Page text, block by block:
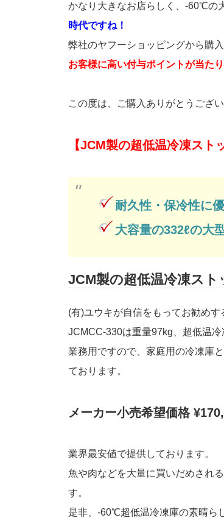
かなり大きなお店らしく、-60℃の
時代ですね！
弊社のヤフーショッピングから購
お客様に高い付与ポイントが当た
この度は、ご購入ありがとうござい
【JCM製の超低温冷凍スト
耐久性・保冷性に
大容量の332ℓの大
JCM製の超低温冷凍スト
(有)ユウキが自信をもってお勧め
JCMCC-330は重量97kg、超低温
業務用ですので、家庭用の冷凍庫
ております。
メーカー小売希望価格
業界最安値で提供しております。
魚や肉などを大量に買いだめされ
す。
是非、-60℃超低温冷凍庫の素晴ら